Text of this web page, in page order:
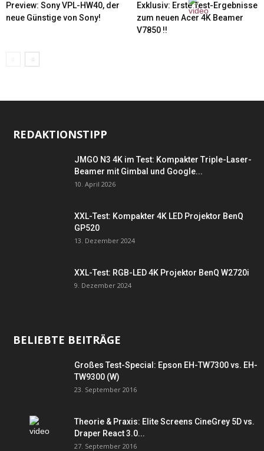
Preview: Sony VPL-HW40, der
neue Günstige von Sony!
Exklusiv: Erste Test-Ergebnisse
zum neuen Acer 4K Beamer
V7850 !!
REDAKTIONSTIPP
JMGO N3 4K im Test: Kompakter Triple-Laser-
Beamer mit Gimbal und Google...
10. April 2026
XXL-Test: Kompakter 4K LED Projektor BenQ
GP520
13. Dezember 2024
XXL-Test: RGB-LED 4K Projektor BenQ W2720i
9. Dezember 2024
BELIEBTE BEITRÄGE
Großes Test-Special: Epson EH-TW7300 vs. EH-
TW9300 (W)
23. September 2016
Theorie & Praxis: Elite Screens CineGrey 5D vs.
Draper React 3.0...
27. September 2016